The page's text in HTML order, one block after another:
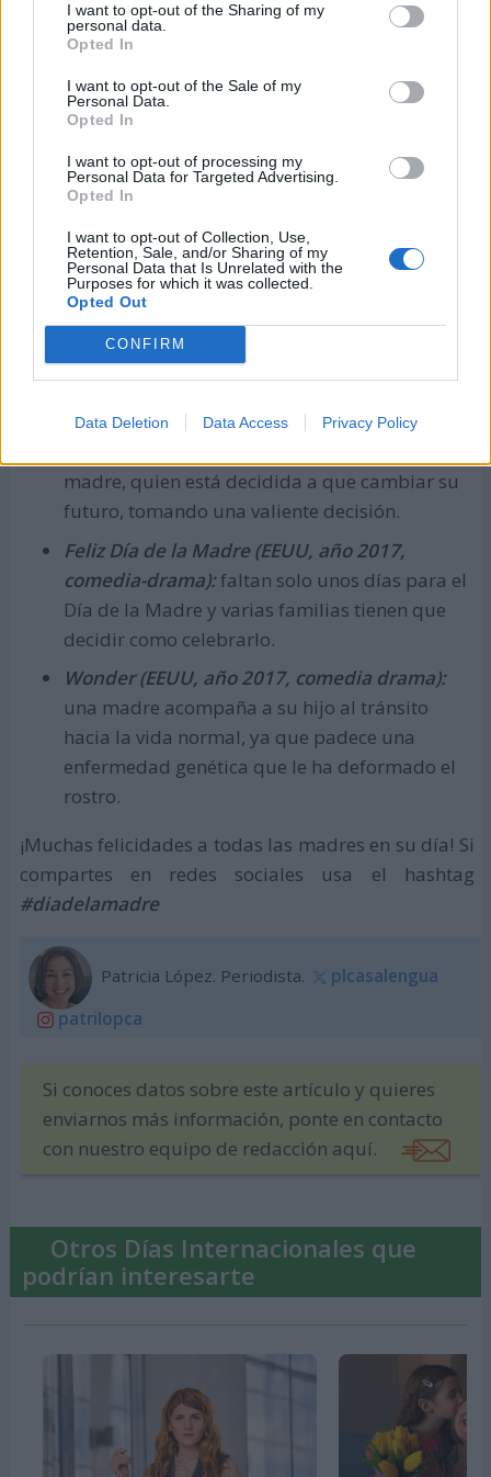
I want to opt-out of the Sharing of my
personal data.
Opted In
I want to opt-out of the Sale of my
Personal Data.
Opted In
I want to opt-out of processing my
Personal Data for Targeted Advertising.
Opted In
I want to opt-out of Collection, Use,
Retention, Sale, and/or Sharing of my
Personal Data that Is Unrelated with the
Purposes for which it was collected.
Opted Out
CONFIRM
Data Deletion Data Access Privacy Policy
resentimientos para hacer frente a una
situación familiar.
Mamma Mia (EEUU, año 2008, comedia
musical):cuenta la historia de ,una joven que
ha sido criada en una isla griega, por una
madre rebelde y poco convencional. Deberá
descubrir quién es su verdadero padre.
Un sueño posible (EEUU, año 2009, drama):
una familia norteamericana de clase
privilegiada adopta a un adolescente
afroamericano proveniente de un hogar
desestructurado, para forjarle un prometedor
futuro.
Brave (EEUU, año 2012, animación):trata
madre, quien está decidida a que cambiar su
futuro, tomando una valiente decisión.
Feliz Día de la Madre (EEUU, año 2017,
comedia-drama):faltan solo unos días para el
Día de la Madre y varias familias tienen que
decidir como celebrarlo.
Wonder (EEUU, año 2017, comedia drama):
una madre acompaña a su hijo al tránsito
hacia la vida normal, ya que padece una
enfermedad genética que le ha deformado el
rostro.
¡Muchas felicidades a todas las madres en su día! Si
compartes en redes sociales usa el hashtag
#diadelamadre
Patricia López. Periodista.
plcasalengua
patrilopca
Si conoces datos sobre este artículo y quieres
enviarnos más información, ponte en contacto
con nuestro equipo de redacción aquí.
Otros Días Internacionales que
podrían interesarte